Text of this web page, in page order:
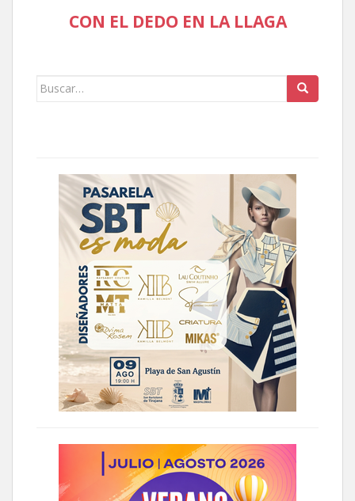
CON EL DEDO EN LA LLAGA
Buscar: